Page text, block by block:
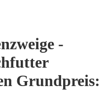
-
Grundpreis: